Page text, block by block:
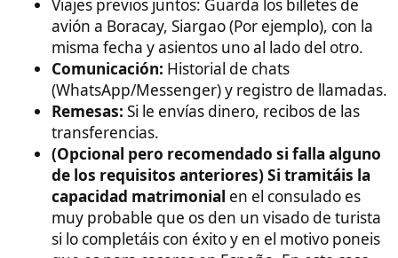
Recibos de envíos de dinero
Recibos de Recargas telefónicas.
Interacciones en redes sociales, con mensajes
que por si solos sugieran una relación previa,
por ejemplo un mensaje con fecha en en su
cumpleaños, en su muro que diga "Feliz
cumpleaños con un corazón", es un ejemplo,
pero si ese mensaje es de hace un año, pues
queda claro que ya había algo bonito entre
vosotros al menos hace un año.
Conversaciones de Whatsapp, Messenger o
apps de citas si la conociste en una de ellas